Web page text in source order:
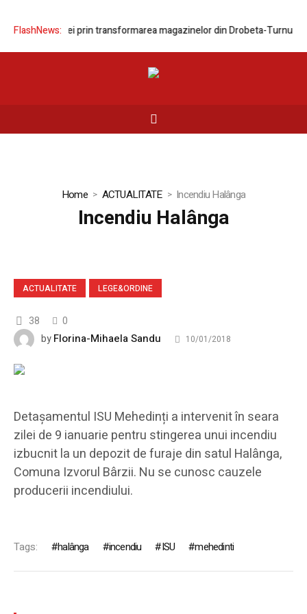
FlashNews:rețelei prin transformarea magazinelor din Drobeta-Turnu
Home ACTUALITATE Incendiu Halânga
Incendiu Halânga
ACTUALITATE LEGE&ORDINE
38
0
byFlorina-Mihaela Sandu 10/01/2018
Detașamentul ISU Mehedinți a intervenit în seara
zilei de 9 ianuarie pentru stingerea unui incendiu
izbucnit la un depozit de furaje din satul Halânga,
Comuna Izvorul Bârzii. Nu se cunosc cauzele
producerii incendiului.
Tags: halânga incendiu ISU mehedinti